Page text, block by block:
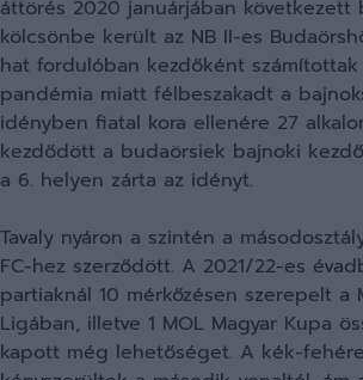
áttörés 2020 januárjában következett
kölcsönbe került az NB II-es
hat fordulóban kezdőként számítottak
pandémia miatt félbeszakadt a
idényben fiatal kora ellenére 27
kezdődött a budaörsiek bajnoki
a 6. helyen zárta az idényt.
Tavaly nyáron a szintén a
FC-hez szerződött. A 2021/22-es
partiaknál 10 mérkőzésen szerepelt a
Ligában, illetve 1 MOL Magyar Kupa
kapott még lehetőséget. A kék-